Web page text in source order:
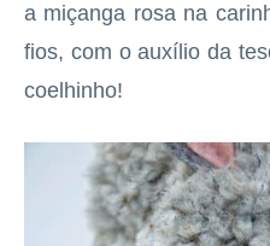
a miçanga rosa na
fios, com o auxílio da
coelhinho!